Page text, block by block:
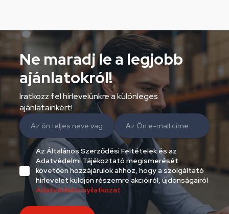
Ne maradj le a legjobb
ajánlatokról!
Iratkozz fel hírlevelünkre a különleges
ajánlatainkért!
Az Általános Szerződési Feltételek és az
Adatvédelmi Tájékoztató megismerését
követően hozzájárulok ahhoz, hogy a szolgáltató
hírlevelet küldjön részemre akcióiról, újdonságairól
Adatvédelmi nyilatkozat